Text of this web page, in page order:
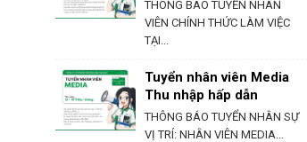
THÔNG BÁO TUYỂN NHÂN
VIÊN CHÍNH THỨC LÀM VIỆC
TẠI...
Tuyển nhân viên Media
Thu nhập hấp dẫn
THÔNG BÁO TUYỂN NHÂN SỰ
VỊ TRÍ: NHÂN VIÊN MEDIA...